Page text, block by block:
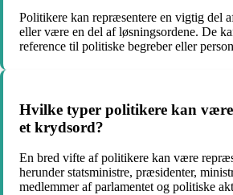
Politikere kan repræsentere en vigtig del
eller være en del af løsningsordene. De
reference til politiske begreber eller
Hvilke typer politikere kan
et krydsord?
En bred vifte af politikere kan være
herunder statsministre, præsidenter,
medlemmer af parlamentet og politiske